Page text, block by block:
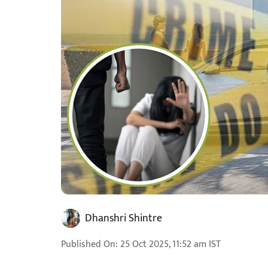
Dhanshri Shintre
Published On: 25 Oct 2025, 11:52 am IST